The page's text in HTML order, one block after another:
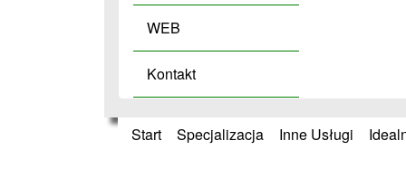
WEB
Kontakt
Start Specjalizacja Inne Usługi